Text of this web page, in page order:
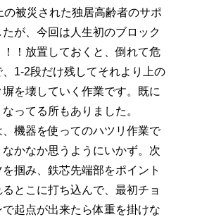
の被災された独居高齢者のサポ
たが、今回は人生初のブロック
！！放置しておくと、倒れて危
、1-2段だけ残してそれより上の
塀を壊していく作業です。既に
ってる所もありました。
、機器を使ってのハツリ作業で
なかなか思うようにいかず。次
掴み、鉄芯先端部をポイント
るとこに打ち込んで、最初チョ
で起点が出来たら体重を掛けな